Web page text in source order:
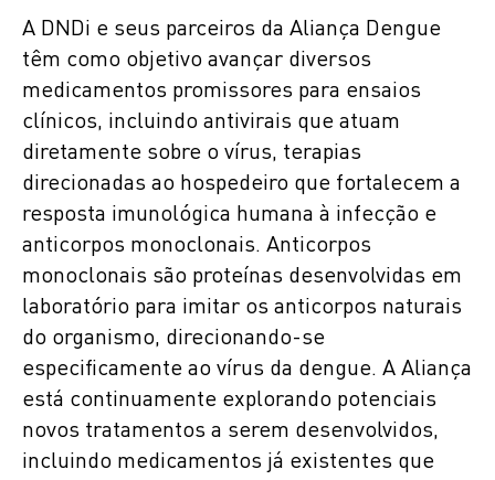
A DNDi e seus parceiros da Aliança Dengue
têm como objetivo avançar diversos
medicamentos promissores para ensaios
clínicos, incluindo antivirais que atuam
diretamente sobre o vírus, terapias
direcionadas ao hospedeiro que fortalecem a
resposta imunológica humana à infecção e
anticorpos monoclonais. Anticorpos
monoclonais são proteínas desenvolvidas em
laboratório para imitar os anticorpos naturais
do organismo, direcionando-se
especificamente ao vírus da dengue. A Aliança
está continuamente explorando potenciais
novos tratamentos a serem desenvolvidos,
incluindo medicamentos já existentes que